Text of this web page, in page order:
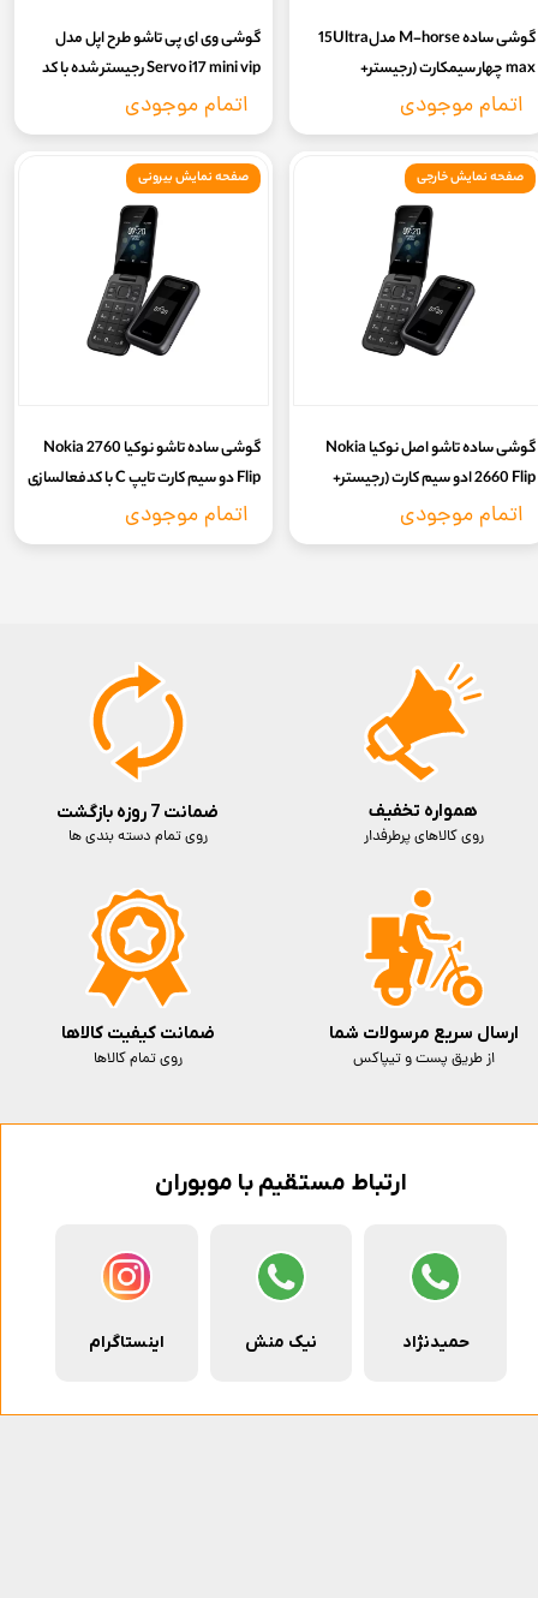
گوشی ساده M-horse مدل15Ultra
max چهار سیمکارت (رجیستر+
کدفعالسازی) فول کیبورد
اتمام موجودی
گوشی وی ای پی تاشو طرح اپل مدل
Servo i17 mini vip رجیستر شده با کد
فعال سازی ( ۷ روز گارانتی سلامت کالا)
اتمام موجودی
گوشی ساده تاشو اصل نوکیا Nokia
2660 Flip ادو سیم کارت (رجیستر+
کدفعالسازی) (با گارانتی ۱۸ ماهه) تاشو
اتمام موجودی
صفحه نمایش خارجی
گوشی ساده تاشو نوکیا Nokia 2760
Flip دو سیم کارت تایپ C با کدفعالسازی
(بدون گارانتی شرکتی)
اتمام موجودی
صفحه نمایش بیرونی
ارتباط مستقیم با موبوران
حمیدنژاد نیک منش اینستاگرام
ضمانت 7 روزه بازگشت
روی تمام دسته بندی ها
ارسال سریع مرسولات شما
از طریق پست و تیپاکس
ضمانت کیفیت کالاها
روی تمام کالاها
همواره تخفیف
روی کالاهای پرطرفدار